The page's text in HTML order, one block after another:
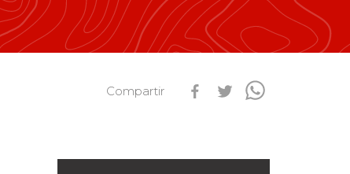
Qualification Stagiaires
Les résultats par épreuves
Compartir